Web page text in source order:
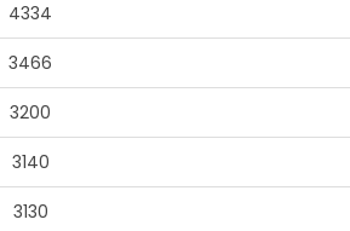
4334
3466
3200
3140
3130